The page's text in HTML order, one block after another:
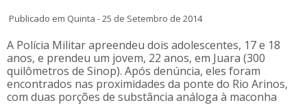
Publicado em Quinta - 25 de Setembro de 2014
A Polícia Militar apreendeu dois adolescentes, 17 e 18
anos, e prendeu um jovem, 22 anos, em Juara (300
quilômetros de Sinop). Após denúncia, eles foram
encontrados nas proximidades da ponte do Rio Arinos,
com duas porções de substância análoga à maconha